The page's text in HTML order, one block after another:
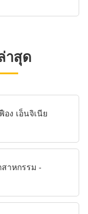
าสุด
ง เอ็นจิเนีย
าหกรรม -